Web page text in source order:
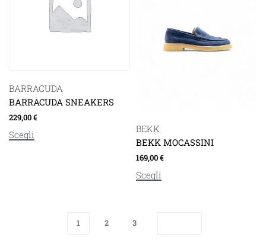
BARRACUDA
BARRACUDA SNEAKERS
229,00€
Scegli
BEKK
BEKK MOCASSINI
169,00€
Scegli
1 2 3